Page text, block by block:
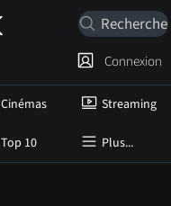
Cinémas Streaming
Top 10 Plus...
Connexion